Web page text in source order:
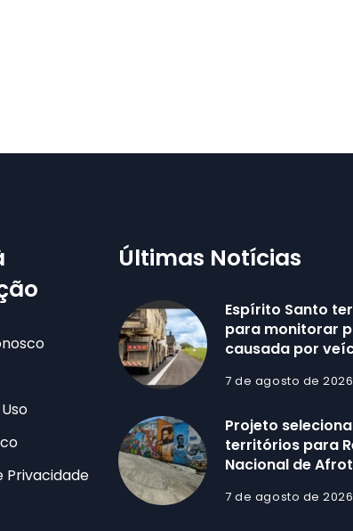
Privacidade
Últimas Notícias
Espírito Santo
para monitorar
causada por
7 de agosto de 2026
Projeto
territórios para
Nacional de
7 de agosto de 2026